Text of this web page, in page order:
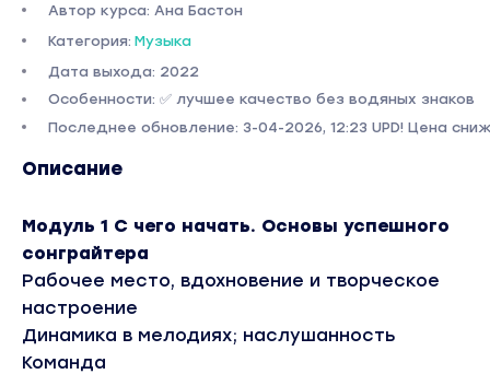
Автор курса: Ана Бастон
Категория: Музыка
Дата выхода: 2022
Особенности: ✅ лучшее качество без водяных знаков
Последнее обновление: 3-04-2026, 12:23 UPD! Цена
Описание
Модуль 1 С чего начать. Основы успешного
сонграйтера
Рабочее место, вдохновение и творческое
настроение
Динамика в мелодиях; наслушанность
Команда